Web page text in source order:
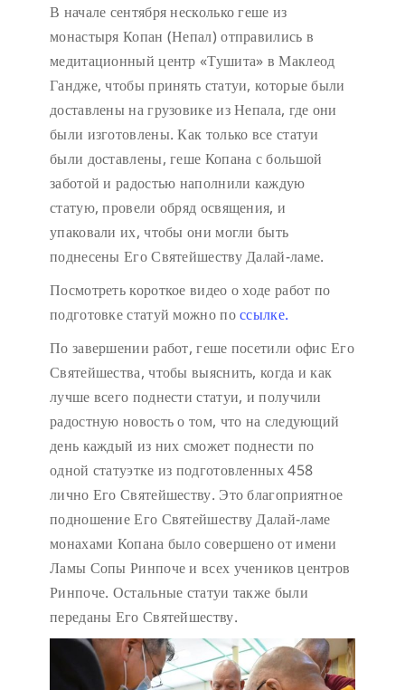
В начале сентября несколько геше из
монастыря Копан (Непал) отправились в
медитационный центр «Тушита» в Маклеод
Гандже, чтобы принять статуи, которые были
доставлены на грузовике из Непала, где они
были изготовлены. Как только все статуи
были доставлены, геше Копана с большой
заботой и радостью наполнили каждую
статую, провели обряд освящения, и
упаковали их, чтобы они могли быть
поднесены Его Святейшеству Далай-ламе.
Посмотреть короткое видео о ходе работ по
подготовке статуй можно поссылке.
По завершении работ, геше посетили офис Его
Святейшества, чтобы выяснить, когда и как
лучше всего поднести статуи, и получили
радостную новость о том, что на следующий
день каждый из них сможет поднести по
одной статуэтке из подготовленных 458
лично Его Святейшеству. Это благоприятное
подношение Его Святейшеству Далай-ламе
монахами Копана было совершено от имени
Ламы Сопы Ринпоче и всех учеников центров
Ринпоче. Остальные статуи также были
переданы Его Святейшеству.